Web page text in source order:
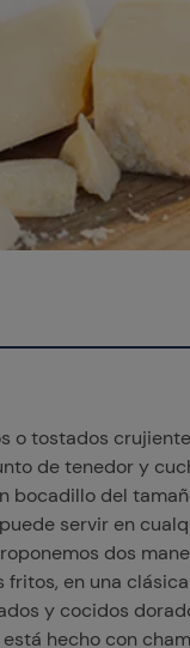
o tostados
de tenedor y
bocadillo del
servir en
dos
fritos, en una
y cocidos
está hecho con